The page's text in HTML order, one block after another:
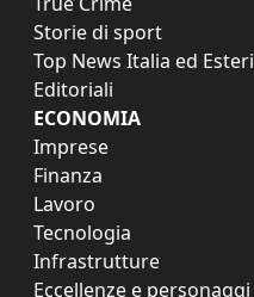
Storie di sport
Top News Italia ed Esteri
Editoriali
ECONOMIA
Imprese
Finanza
Lavoro
Tecnologia
Infrastrutture
Eccellenze e personaggi